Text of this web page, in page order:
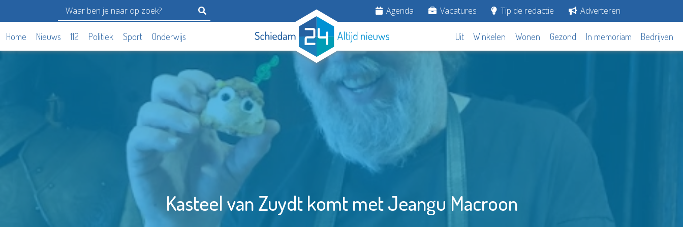
Agenda Vacatures Tip de redactie Adverteren
Home Nieuws 112 Politiek Sport Onderwijs Uit Winkelen Wonen Gezond In memoriam Bedrijven
Kasteel van Zuydt komt met Jeangu Macroon